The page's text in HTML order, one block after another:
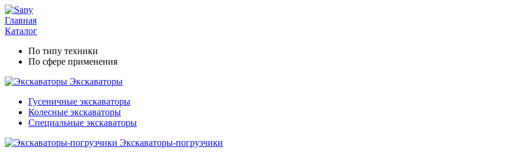
Главная
Каталог
По типу техники
По сфере применения
Экскаваторы
Гусеничные экскаваторы
Колесные экскаваторы
Специальные экскаваторы
Экскаваторы-погрузчики